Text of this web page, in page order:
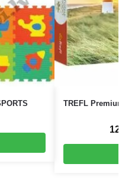
TREFL